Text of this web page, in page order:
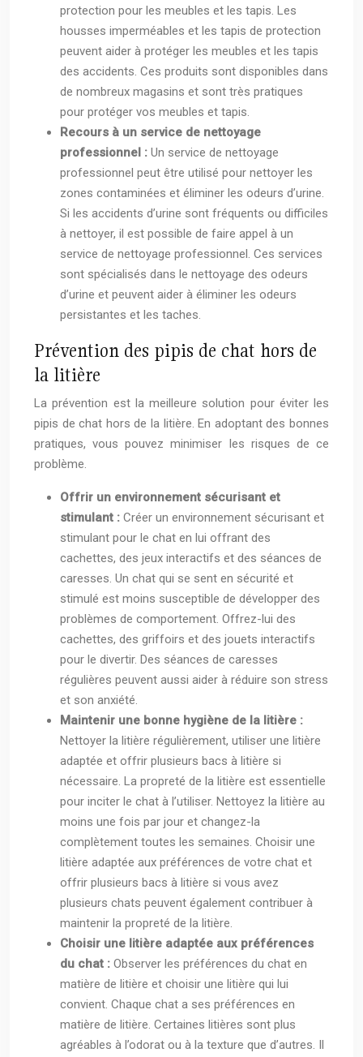
protection pour les meubles et les tapis. Les
housses imperméables et les tapis de protection
peuvent aider à protéger les meubles et les tapis
des accidents. Ces produits sont disponibles dans
de nombreux magasins et sont très pratiques
pour protéger vos meubles et tapis.
Recours à un service de nettoyage
professionnel : Un service de nettoyage
professionnel peut être utilisé pour nettoyer les
zones contaminées et éliminer les odeurs d’urine.
Si les accidents d’urine sont fréquents ou difficiles
à nettoyer, il est possible de faire appel à un
service de nettoyage professionnel. Ces services
sont spécialisés dans le nettoyage des odeurs
d’urine et peuvent aider à éliminer les odeurs
persistantes et les taches.
Prévention des pipis de chat hors de
la litière
La prévention est la meilleure solution pour éviter les
pipis de chat hors de la litière. En adoptant des bonnes
pratiques, vous pouvez minimiser les risques de ce
problème.
Offrir un environnement sécurisant et
stimulant : Créer un environnement sécurisant et
stimulant pour le chat en lui offrant des
cachettes, des jeux interactifs et des séances de
caresses. Un chat qui se sent en sécurité et
stimulé est moins susceptible de développer des
problèmes de comportement. Offrez-lui des
cachettes, des griffoirs et des jouets interactifs
pour le divertir. Des séances de caresses
régulières peuvent aussi aider à réduire son stress
et son anxiété.
Maintenir une bonne hygiène de la litière :
Nettoyer la litière régulièrement, utiliser une litière
adaptée et offrir plusieurs bacs à litière si
nécessaire. La propreté de la litière est essentielle
pour inciter le chat à l’utiliser. Nettoyez la litière au
moins une fois par jour et changez-la
complètement toutes les semaines. Choisir une
litière adaptée aux préférences de votre chat et
offrir plusieurs bacs à litière si vous avez
plusieurs chats peuvent également contribuer à
maintenir la propreté de la litière.
Choisir une litière adaptée aux préférences
du chat : Observer les préférences du chat en
matière de litière et choisir une litière qui lui
convient. Chaque chat a ses préférences en
matière de litière. Certaines litières sont plus
agréables à l’odorat ou à la texture que d’autres. Il